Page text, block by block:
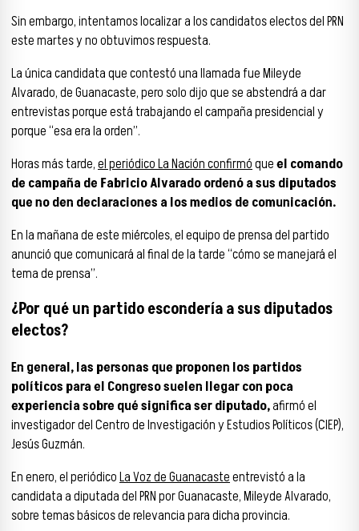
Sin embargo, intentamos localizar a los candidatos electos del PRN
este martes y no obtuvimos respuesta.
La única candidata que contestó una llamada fue Mileyde
Alvarado, de Guanacaste, pero solo dijo que se abstendrá a dar
entrevistas porque está trabajando el campaña presidencial y
porque “esa era la orden”.
Horas más tarde,el periódico La Nación confirmóqueel comando
de campaña de Fabricio Alvarado ordenó a sus diputados
que no den declaraciones a los medios de comunicación.
En la mañana de este miércoles, el equipo de prensa del partido
anunció que comunicará al final de la tarde “cómo se manejará el
tema de prensa”.
¿Por qué un partido escondería a sus diputados
electos?
En general, las personas que proponen los partidos
políticos para el Congreso suelen llegar con poca
experiencia sobre qué significa ser diputado,afirmó el
investigador del Centro de Investigación y Estudios Políticos (CIEP),
Jesús Guzmán.
En enero, el periódicoLa Voz de Guanacasteentrevistó a la
candidata a diputada del PRN por Guanacaste, Mileyde Alvarado,
sobre temas básicos de relevancia para dicha provincia.